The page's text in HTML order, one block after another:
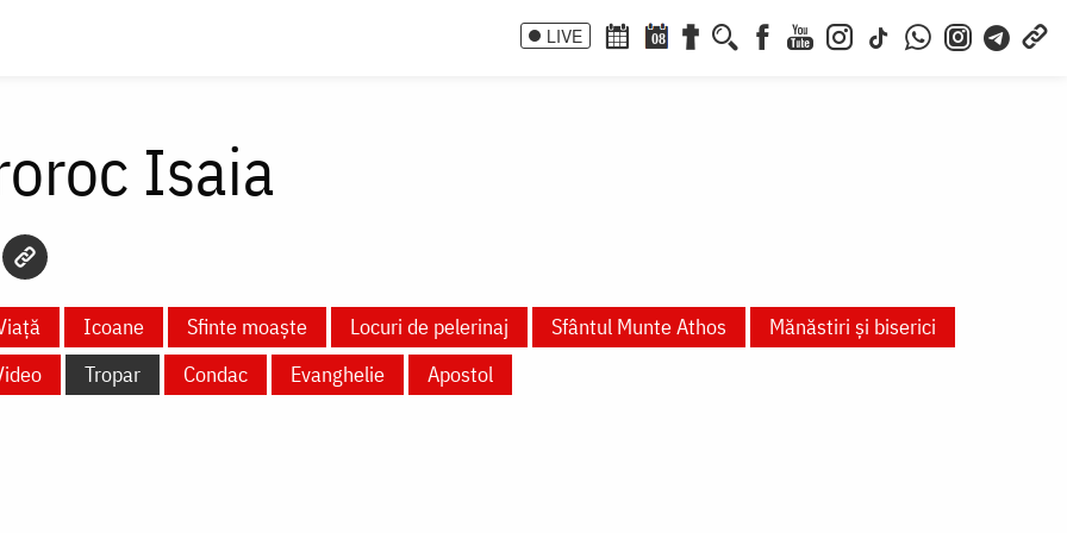
LIVE 08
Isaia
Icoane Sfinte moaște Locuri de pelerinaj Sfântul Munte Athos
Mănăstiri și biserici
Tropar Condac Evanghelie Apostol